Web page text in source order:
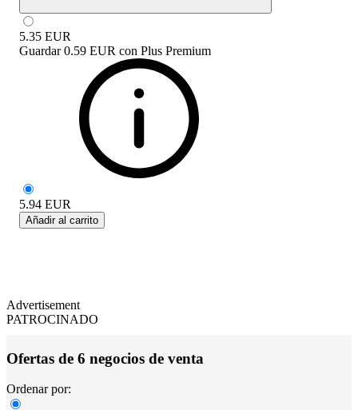
5.35 EUR
Guardar 0.59 EUR con Plus Premium
5.94 EUR
Añadir al carrito
Advertisement
PATROCINADO
Ofertas de 6 negocios de venta
Ordenar por: